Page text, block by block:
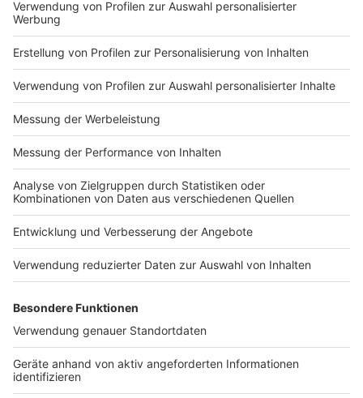
Feinstaubbelastung oft hoch - das sind die
Gründe
Anzeige
Auch bei der Feinstaubbelastung gibt es keine
eindeutige Antwort. Denn Feinstaub hat seine
Ursachen nicht nur im Verkehr, sondern zum Beispiel
auch in der privaten Nutzung von Kaminöfen oder in
der Landwirtschaft. Gerade im Frühjahr entsteht er
Feinstaubwerte derzeit mancherorts erhöht, obwohl
die NO2-Konzentration gesunken ist. „Es ist aktuell
einfach schwer zu sagen, was man konkret auf den
Lockdown zurückführen kann“, sagt Dauert. Am Ende
des Jahres könne man dann erst feststellen, ob die
Verkehrsreduzierung lang genug war, um an den
Durchschnittswerten etwas zu ändern.